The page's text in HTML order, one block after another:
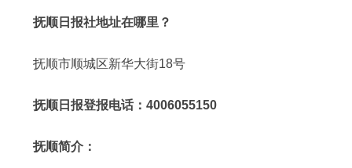
抚顺日报社地址在哪里？
抚顺市顺城区新华大街18号
抚顺日报登报电话：4006055150
抚顺简介：